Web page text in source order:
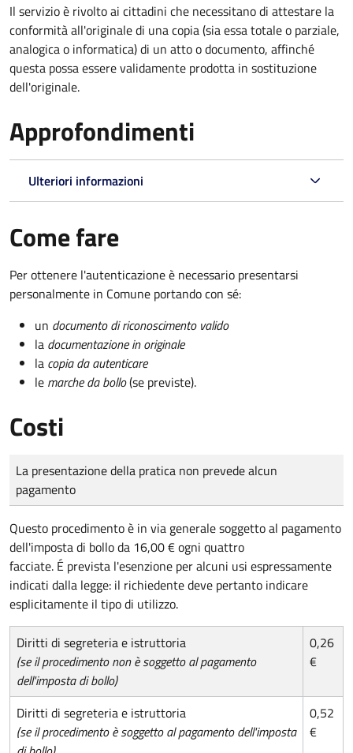
Il servizio è rivolto ai cittadini che necessitano di attestare la
conformità all'originale di una copia (sia essa totale o parziale,
analogica o informatica) di un atto o documento, affinché
questa possa essere validamente prodotta in sostituzione
dell'originale.
Approfondimenti
Ulteriori informazioni
Come fare
Per ottenere l'autenticazione è necessario presentarsi
personalmente in Comune portando con sé:
un documento di riconoscimento valido
la documentazione in originale
la copia da autenticare
le marche da bollo(se previste).
Costi
Tipo di pagamento
Importo
La presentazione della pratica non prevede alcun
pagamento
Questo procedimento è in via generale soggetto al pagamento
dell'imposta di bollo da 16,00 € ogni quattro
facciate. É prevista l'esenzione per alcuni usi espressamente
indicati dalla legge: il richiedente deve pertanto indicare
esplicitamente il tipo di utilizzo.
Diritti di segreteria e istruttoria
(se il procedimento non è soggetto al pagamento
dell'imposta di bollo)
0,26
€
Diritti di segreteria e istruttoria
(se il procedimento è soggetto al pagamento dell'imposta
0,52
€